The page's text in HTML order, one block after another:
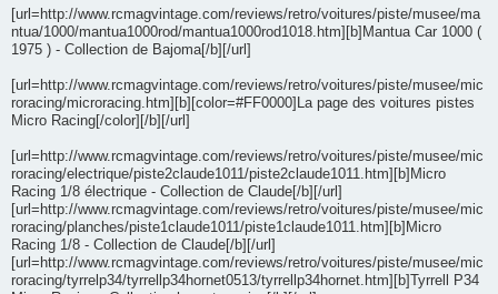
[url=http://www.rcmagvintage.com/reviews/retro/voitures/piste/musee/ma
ntua/1000/mantua1000rod/mantua1000rod1018.htm][b]Mantua Car 1000 (
1975 ) - Collection de Bajoma[/b][/url]
[url=http://www.rcmagvintage.com/reviews/retro/voitures/piste/musee/mic
roracing/microracing.htm][b][color=#FF0000]La page des voitures pistes
Micro Racing[/color][/b][/url]
[url=http://www.rcmagvintage.com/reviews/retro/voitures/piste/musee/mic
roracing/electrique/piste2claude1011/piste2claude1011.htm][b]Micro
Racing 1/8 électrique - Collection de Claude[/b][/url]
[url=http://www.rcmagvintage.com/reviews/retro/voitures/piste/musee/mic
roracing/planches/piste1claude1011/piste1claude1011.htm][b]Micro
Racing 1/8 - Collection de Claude[/b][/url]
[url=http://www.rcmagvintage.com/reviews/retro/voitures/piste/musee/mic
roracing/tyrrelp34/tyrrellp34hornet0513/tyrrellp34hornet.htm][b]Tyrrell P34